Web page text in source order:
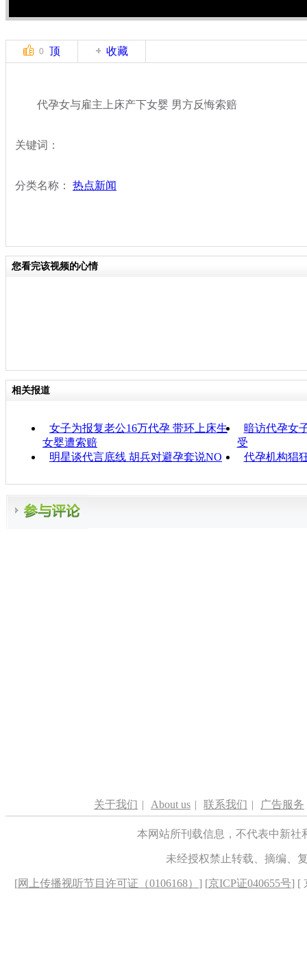
0 顶 收藏
代孕女与雇主上床产下女婴 男方反悔索赔
关键词：
分类名称： 热点新闻
您看完该视频的心情
相关报道
女子为报复老公16万代孕 带环上床生
女婴遭索赔
暗访代孕女
受
明星谈代言底线 胡兵对避孕套说NO
代孕机构猖
关于我们 | About us | 联系我们 | 广告服务
本网站所刊载信息，不代表中新
未经授权禁止转载、摘编、
[网上传播视听节目许可证（0106168） ] [京ICP证040655号] [